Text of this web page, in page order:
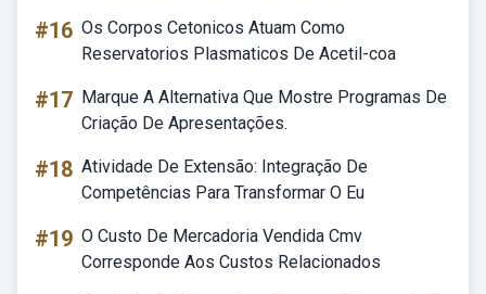
#16 Os Corpos Cetonicos Atuam Como
Reservatorios Plasmaticos De Acetil-coa
#17 Marque A Alternativa Que Mostre Programas De
Criação De Apresentações.
#18 Atividade De Extensão: Integração De
Competências Para Transformar O Eu
#19 O Custo De Mercadoria Vendida Cmv
Corresponde Aos Custos Relacionados